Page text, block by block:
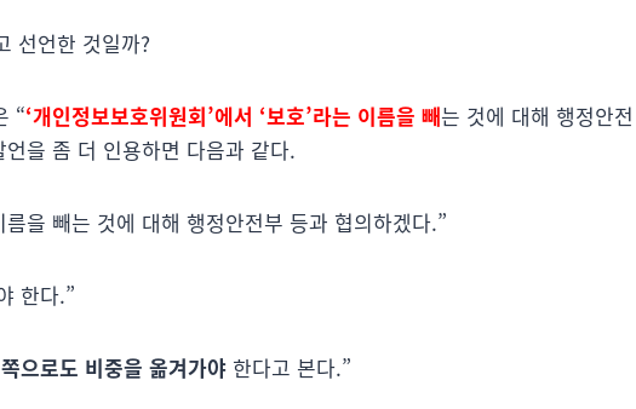
선언한 것일까?
“‘개인정보보호위원회’에서 ‘보호’라는 이름을 빼는 것에 대해 행정안전
을 좀 더 인용하면 다음과 같다.
름을 빼는 것에 대해 행정안전부 등과 협의하겠다.”
한다.”
으로도 비중을 옮겨가야 한다고 본다.”